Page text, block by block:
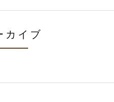
カイブ